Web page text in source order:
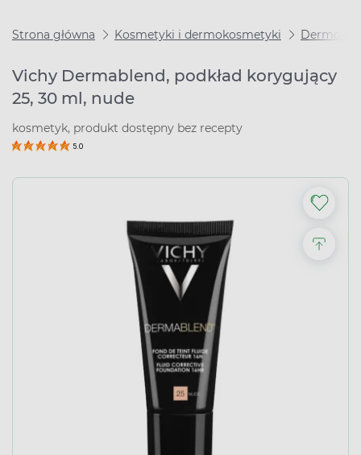
Strona główna Kosmetyki i dermokosmetyki
Vichy Dermablend, podkład korygujący
25, 30 ml, nude
kosmetyk, produkt dostępny bez recepty
5.0